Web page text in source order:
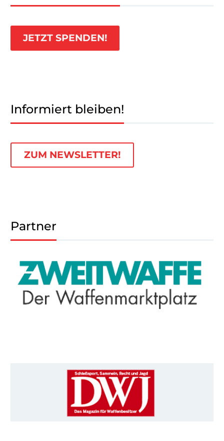
JETZT SPENDEN!
Informiert bleiben!
ZUM NEWSLETTER!
Partner